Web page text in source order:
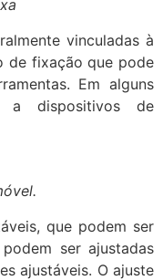
vinculadas à
de fixação que pode
Em alguns
a dispositivos de
que podem ser
ser ajustadas
ajustáveis. O ajuste